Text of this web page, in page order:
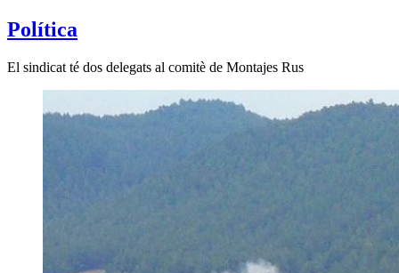
Política
El sindicat té dos delegats al comitè de Montajes Rus